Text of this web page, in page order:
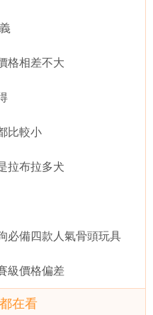
格相差不大
比較小
拉布拉多犬
必備四款人氣骨頭玩具
級價格偏差
在看